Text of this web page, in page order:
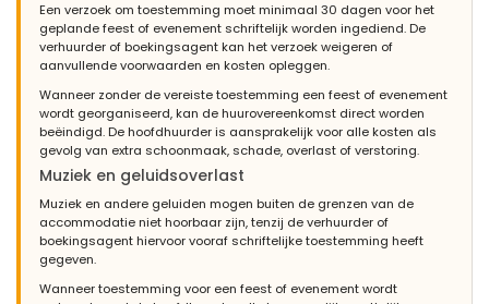
het huis...hèèrlijke bedden en badkamers!!jammer voor de kids
dat het zwembad zò koud was,maar dat heb je in de
herfstvakantie!!het huis ligt super centraal...overal dichtbij,wij
hadden een auto ter beschikking,dus helemaal top!wij hebben
een super goede vakantie gehad in jullie villa las marinas. en
willen graag nog ns terug komen
- 8,7
- April 2009 - Frankrijk :
(Oorspronkelijke tekst)
bonjour, mis à part l'environnement (et vous n'y êtes pour rien) -
il n'y a rien à redire - nous n'avons manqué de rien - tout était
fait pour que nous passions un agréable séjour - c'est une belle
Een verzoek om toestemming moet minimaal 30 dagen voor het
geplande feest of evenement schriftelijk worden ingediend. De
verhuurder of boekingsagent kan het verzoek weigeren of
aanvullende voorwaarden en kosten opleggen.
Wanneer zonder de vereiste toestemming een feest of evenement
wordt georganiseerd, kan de huurovereenkomst direct worden
beëindigd. De hoofdhuurder is aansprakelijk voor alle kosten als
gevolg van extra schoonmaak, schade, overlast of verstoring.
Muziek en geluidsoverlast
Muziek en andere geluiden mogen buiten de grenzen van de
accommodatie niet hoorbaar zijn, tenzij de verhuurder of
boekingsagent hiervoor vooraf schriftelijke toestemming heeft
gegeven.
Wanneer toestemming voor een feest of evenement wordt